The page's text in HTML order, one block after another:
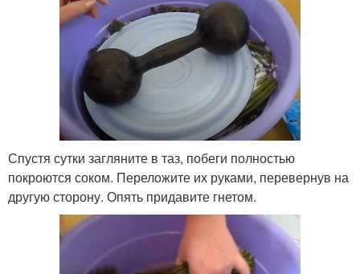
Спустя сутки загляните в таз, побеги полностью
покроются соком. Переложите их руками, перевернув на
другую сторону. Опять придавите гнетом.